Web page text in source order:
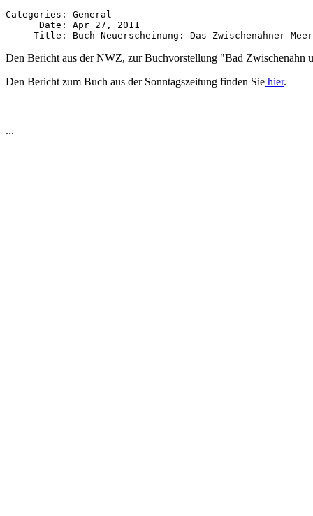
Categories: General
      Date: Apr 27, 2011
Den Bericht aus der NWZ, zur Buchvorstellung "Bad Zwischenahn
Den Bericht zum Buch aus der Sonntagszeitung finden Sie hier.
...